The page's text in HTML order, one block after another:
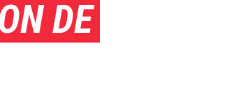
DE